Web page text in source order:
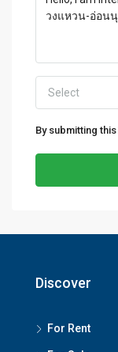
Select
By submitting
Discover
For Rent